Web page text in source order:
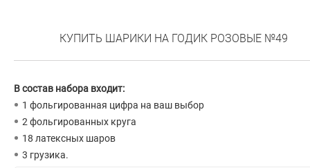
КУПИТЬ ШАРИКИ НА ГОДИК РОЗОВЫЕ №49
В состав набора входит:
1 фольгированная цифра на ваш выбор
2 фольгированных круга
18 латексных шаров
3 грузика.